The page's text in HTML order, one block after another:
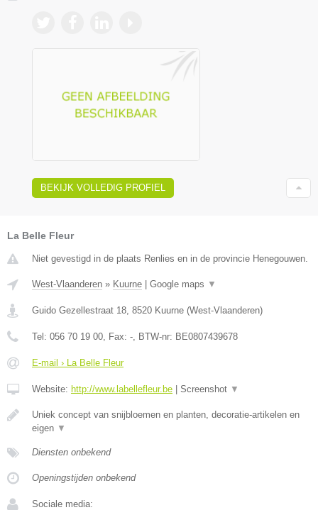
BEKIJK VOLLEDIG PROFIEL
La Belle Fleur
Niet gevestigd in de plaats Renlies en in de provincie Henegouwen.
West-Vlaanderen » Kuurne | Google maps ▼
Guido Gezellestraat 18 8520 Kuurne (West-Vlaanderen)
Tel: 056 70 19 00 , Fax: - , BTW-nr: BE0807439678
E-mail › La Belle Fleur
Website: http://www.labellefleur.be | Screenshot ▼
Uniek concept van snijbloemen en planten, decoratie-artikelen en
eigen ▼
Diensten onbekend
Openingstijden onbekend
Sociale media: